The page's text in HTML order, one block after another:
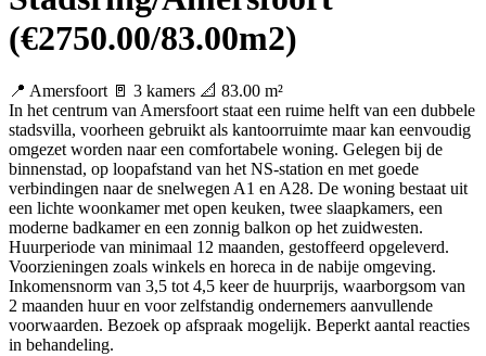
(€2750.00/83.00m2)
📍 Amersfoort 🚪 3 kamers 📐 83.00 m²
In het centrum van Amersfoort staat een ruime helft van een dubbele
stadsvilla, voorheen gebruikt als kantoorruimte maar kan eenvoudig
omgezet worden naar een comfortabele woning. Gelegen bij de
binnenstad, op loopafstand van het NS-station en met goede
verbindingen naar de snelwegen A1 en A28. De woning bestaat uit
een lichte woonkamer met open keuken, twee slaapkamers, een
moderne badkamer en een zonnig balkon op het zuidwesten.
Huurperiode van minimaal 12 maanden, gestoffeerd opgeleverd.
Voorzieningen zoals winkels en horeca in de nabije omgeving.
Inkomensnorm van 3,5 tot 4,5 keer de huurprijs, waarborgsom van
2 maanden huur en voor zelfstandig ondernemers aanvullende
voorwaarden. Bezoek op afspraak mogelijk. Beperkt aantal reacties
in behandeling.